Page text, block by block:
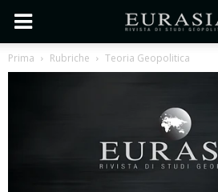
Prima Rubriche Teoria Geopolitica